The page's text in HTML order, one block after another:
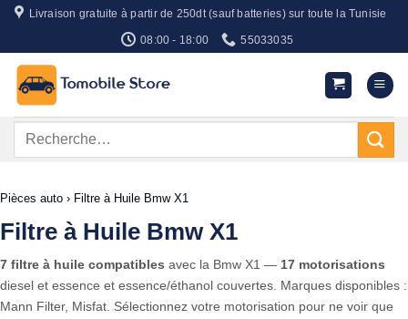
Passer
contenu
Livraison gratuite à partir de 250dt (sauf batteries) sur toute la Tunisie
08:00 - 18:00 55033035
Recherche
Pièces auto › Filtre à Huile Bmw X1
Filtre à Huile Bmw X1
7 filtre à huile compatibles avec la Bmw X1 — 17 motorisations
diesel et essence et essence/éthanol couvertes. Marques disponibles :
Mann Filter, Misfat. Sélectionnez votre motorisation pour ne voir que